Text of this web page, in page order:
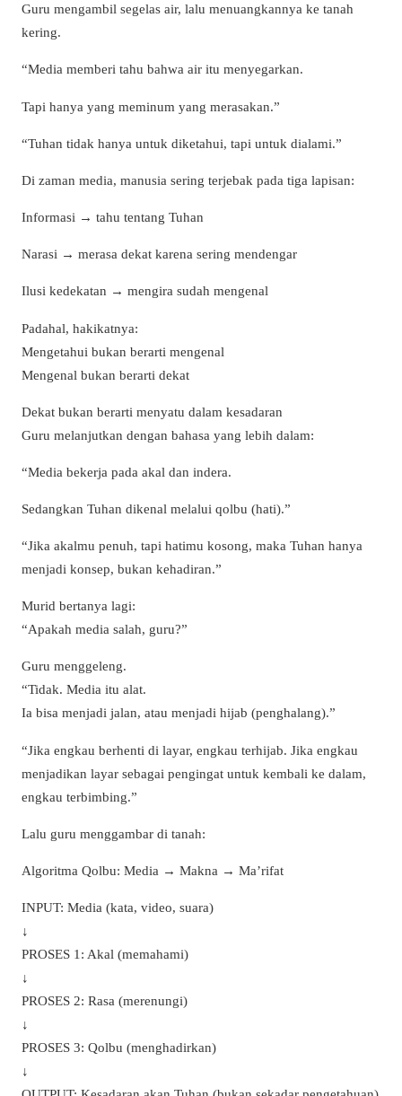
Guru mengambil segelas air, lalu menuangkannya ke tanah
kering.
“Media memberi tahu bahwa air itu menyegarkan.
Tapi hanya yang meminum yang merasakan.”
“Tuhan tidak hanya untuk diketahui, tapi untuk dialami.”
Di zaman media, manusia sering terjebak pada tiga lapisan:
Informasi → tahu tentang Tuhan
Narasi → merasa dekat karena sering mendengar
Ilusi kedekatan → mengira sudah mengenal
Padahal, hakikatnya:
Mengetahui bukan berarti mengenal
Mengenal bukan berarti dekat
Dekat bukan berarti menyatu dalam kesadaran
Guru melanjutkan dengan bahasa yang lebih dalam:
“Media bekerja pada akal dan indera.
Sedangkan Tuhan dikenal melalui qolbu (hati).”
“Jika akalmu penuh, tapi hatimu kosong, maka Tuhan hanya
menjadi konsep, bukan kehadiran.”
Murid bertanya lagi:
“Apakah media salah, guru?”
Guru menggeleng.
“Tidak. Media itu alat.
Ia bisa menjadi jalan, atau menjadi hijab (penghalang).”
“Jika engkau berhenti di layar, engkau terhijab. Jika engkau
menjadikan layar sebagai pengingat untuk kembali ke dalam,
engkau terbimbing.”
Lalu guru menggambar di tanah:
Algoritma Qolbu: Media → Makna → Ma’rifat
INPUT: Media (kata, video, suara)
↓
PROSES 1: Akal (memahami)
↓
PROSES 2: Rasa (merenungi)
↓
PROSES 3: Qolbu (menghadirkan)
↓